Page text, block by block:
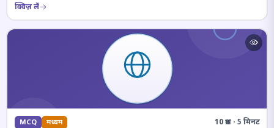
क्विज़ लें
MCQ मध्यम 10 प्रश्न · 5 मिनट